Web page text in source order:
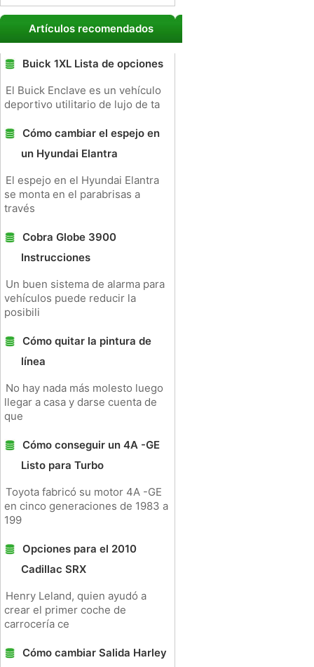
Artículos recomendados
Buick 1XL Lista de opciones
El Buick Enclave es un vehículo
deportivo utilitario de lujo de ta
Cómo cambiar el espejo en
un Hyundai Elantra
El espejo en el Hyundai Elantra
se monta en el parabrisas a
través
Cobra Globe 3900
Instrucciones
Un buen sistema de alarma para
vehículos puede reducir la
posibili
Cómo quitar la pintura de
línea
No hay nada más molesto luego
llegar a casa y darse cuenta de
que
Cómo conseguir un 4A -GE
Listo para Turbo
Toyota fabricó su motor 4A -GE
en cinco generaciones de 1983 a
199
Opciones para el 2010
Cadillac SRX
Henry Leland, quien ayudó a
crear el primer coche de
carrocería ce
Cómo cambiar Salida Harley